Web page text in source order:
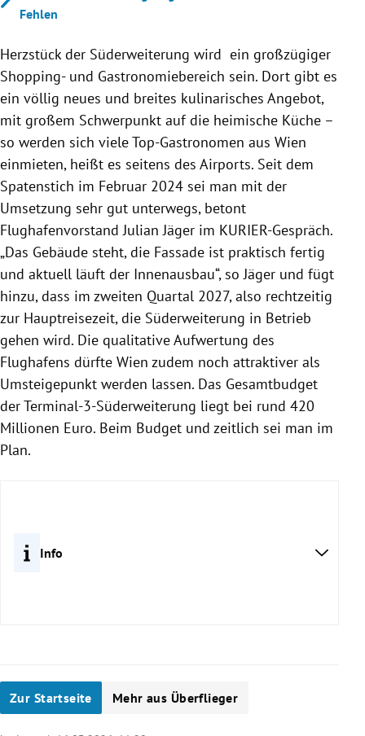
Fehlen
Herzstück der Süderweiterung wird ein großzügiger
Shopping- und Gastronomiebereich sein. Dort gibt es
ein völlig neues und breites kulinarisches Angebot,
mit großem Schwerpunkt auf die heimische Küche –
so werden sich viele Top-Gastronomen aus Wien
einmieten, heißt es seitens des Airports. Seit dem
Spatenstich im Februar 2024 sei man mit der
Umsetzung sehr gut unterwegs, betont
Flughafenvorstand Julian Jäger im KURIER-Gespräch.
„Das Gebäude steht, die Fassade ist praktisch fertig
und aktuell läuft der Innenausbau“, so Jäger und fügt
hinzu, dass im zweiten Quartal 2027, also rechtzeitig
zur Hauptreisezeit, die Süderweiterung in Betrieb
gehen wird. Die qualitative Aufwertung des
Flughafens dürfte Wien zudem noch attraktiver als
Umsteigepunkt werden lassen. Das Gesamtbudget
der Terminal-3-Süderweiterung liegt bei rund 420
Millionen Euro. Beim Budget und zeitlich sei man im
Plan.
Info
Zur Startseite Mehr aus Überflieger